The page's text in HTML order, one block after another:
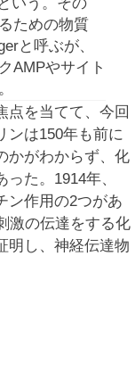
ための物質
と呼ぶが、
AMPやサイト
点を当てて、今回
ンは150年も前に
かがわからず、化
た。1914年、
ン作用の2つがあ
激の伝達をする化
明し、神経伝達物